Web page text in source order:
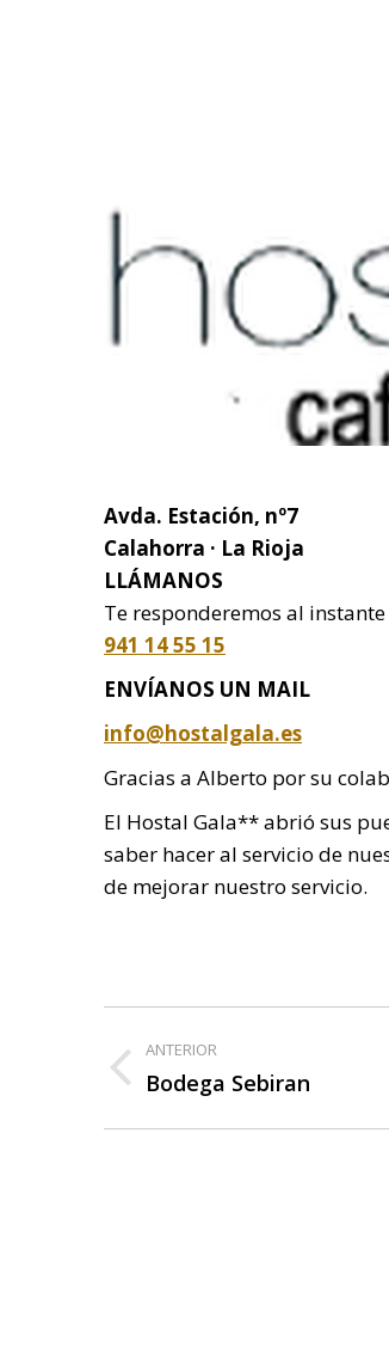
Avda. Estación, nº7
Calahorra · La Rioja
LLÁMANOS
Te responderemos al instante
941 14 55 15
ENVÍANOS UN MAIL
info@hostalgala.es
Gracias a Alberto por su
El Hostal Gala** abrió sus
saber hacer al servicio de
de mejorar nuestro servicio.
Navegación
entre
publicaciones
ANTERIOR
Publicación
Bodega Sebiran